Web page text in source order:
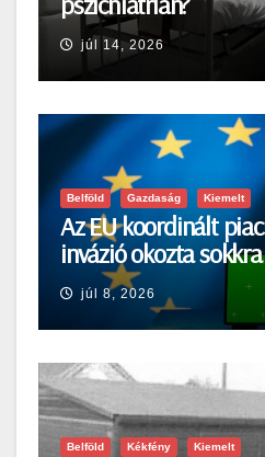
júl 14, 2026
Belföld Gazdaság Kiemelt
Az EU koordinált
invázió okozta sokkra
júl 8, 2026
Belföld Kékfény Kiemelt